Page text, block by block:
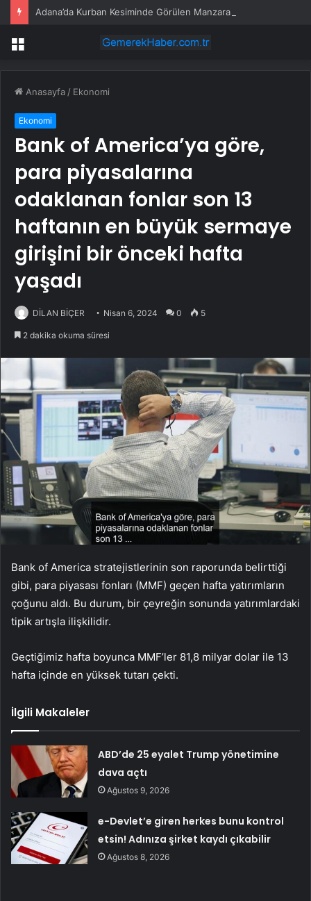
Adana’da Kurban Kesiminde Görülen Manzaralar
Menü
Anasayfa / Ekonomi
Ekonomi
Bank of America’ya göre,
para piyasalarına
odaklanan fonlar son 13
haftanın en büyük sermaye
girişini bir önceki hafta
yaşadı
DİLAN BİÇER Nisan 6, 2024 0 5
2 dakika okuma süresi
Bank of America stratejistlerinin son raporunda belirttiği
gibi, para piyasası fonları (MMF) geçen hafta yatırımların
çoğunu aldı. Bu durum, bir çeyreğin sonunda yatırımlardaki
tipik artışla ilişkilidir.
Geçtiğimiz hafta boyunca MMF’ler 81,8 milyar dolar ile 13
hafta içinde en yüksek tutarı çekti.
İlgili Makaleler
ABD’de 25 eyalet Trump yönetimine
dava açtı
Ağustos 9, 2026
e-Devlet’e giren herkes bunu kontrol
etsin! Adınıza şirket kaydı çıkabilir
Ağustos 8, 2026